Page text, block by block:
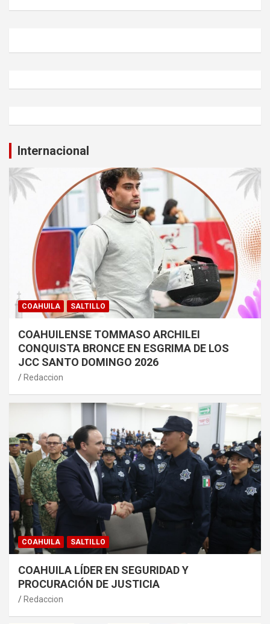
Internacional
COAHUILA SALTILLO
COAHUILENSE TOMMASO ARCHILEI
CONQUISTA BRONCE EN ESGRIMA DE LOS
JCC SANTO DOMINGO 2026
Redaccion
COAHUILA SALTILLO
COAHUILA LÍDER EN SEGURIDAD Y
PROCURACIÓN DE JUSTICIA
Redaccion